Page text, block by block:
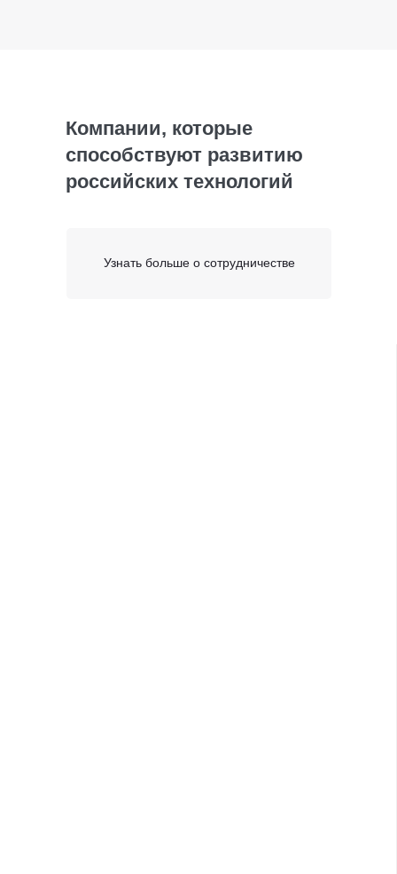
Компании, которые
способствуют развитию
российских технологий
Узнать больше о сотрудничестве